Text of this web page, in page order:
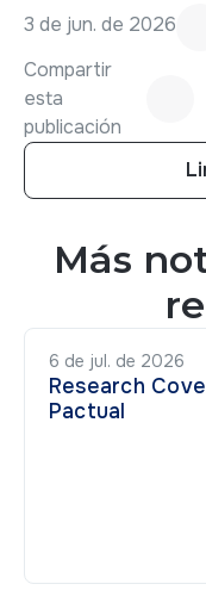
3 de jun. de 2026
Compartir
esta
publicación
Más
6 de jul. de 2026
Research
Pactual